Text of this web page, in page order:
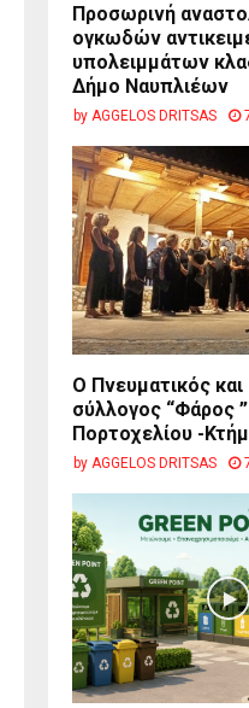
Προσωρινή
ογκωδών
υπολειμμάτων
Δήμο Ναυπλιέων
by AGGELOS DRITSAS
Ο Πνευματικός και
σύλλογος “Φάρος
Πορτοχελίου -
by AGGELOS DRITSAS